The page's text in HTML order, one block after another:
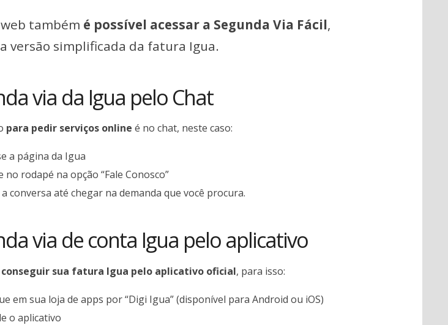
também é possível acessar a Segunda Via Fácil,
versão simplificada da fatura Igua.
via da Igua pelo Chat
para pedir serviços online é no chat, neste caso:
a página da Igua
no rodapé na opção “Fale Conosco”
conversa até chegar na demanda que você procura.
via de conta Igua pelo aplicativo
conseguir sua fatura Igua pelo aplicativo oficial, para isso:
em sua loja de apps por “Digi Igua” (disponível para Android ou iOS)
o aplicativo